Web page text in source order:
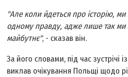
"Але коли йдеться про історію,
одному правду, адже лише так
майбутнє", - сказав він.
За його словами, під час зустрічі
виклав очікування Польщі щодо